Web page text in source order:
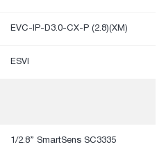
EVC-IP-D3.0-CX-P (2.8)(XM)
ESVI
1/2.8” SmartSens SC3335